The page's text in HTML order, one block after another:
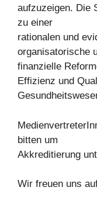
aufzuzeigen. Die
zu einer
rationalen und
organisatorische
finanzielle
Effizienz und
bitten um
Akkreditierung
Wir freuen uns